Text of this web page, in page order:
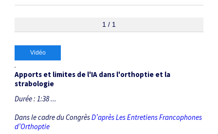
1 / 1
Vidéo
Apports et limites de l'IA dans l'orthoptie et la
strabologie
Durée : 1:38 ...
Dans le cadre du CongrèsD’après Les Entretiens Francophones
d’Orthoptie